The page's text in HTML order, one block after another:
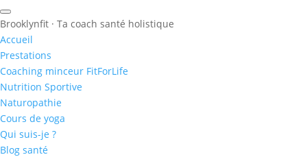
Brooklynfit · Ta coach santé holistique
Accueil
Prestations
Coaching minceur FitForLife
Nutrition Sportive
Naturopathie
Cours de yoga
Qui suis-je ?
Blog santé